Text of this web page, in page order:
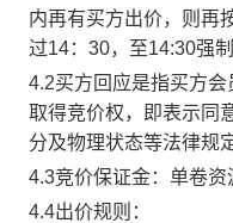
内再有买方出价，则再
过14：30，至14:30强制
4.2买方回应是指买方
取得竞价权，即表示同
分及物理状态等法律规
4.3竞价保证金：单卷资
4.4出价规则：